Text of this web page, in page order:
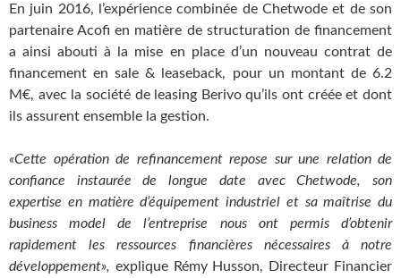
En juin 2016, l’expérience combinée de Chetwode et de son
partenaire Acofi en matière de structuration de financement
a ainsi abouti à la mise en place d’un nouveau contrat de
financement en sale & leaseback, pour un montant de 6.2
M€, avec la société de leasing Berivo qu’ils ont créée et dont
ils assurent ensemble la gestion.
«Cette opération de refinancement repose sur une relation de
confiance instaurée de longue date avec Chetwode, son
expertise en matière d’équipement industriel et sa maîtrise du
business model de l’entreprise nous ont permis d’obtenir
rapidement les ressources financières nécessaires à notre
développement», explique Rémy Husson, Directeur Financier